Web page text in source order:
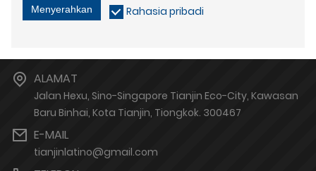
Menyerahkan Rahasia pribadi
ALAMAT
Jalan Hexu, Sino-Singapore Tianjin Eco-City, Kawasan
Baru Binhai, Kota Tianjin, Tiongkok. 300467
E-MAIL
tianjinlatino@gmail.com